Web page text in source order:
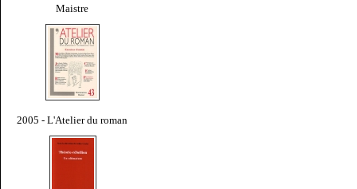
Maistre
2005 - L'Atelier du roman